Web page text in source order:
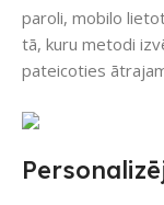
paroli, mobilo
tā, kuru metodi
pateicoties